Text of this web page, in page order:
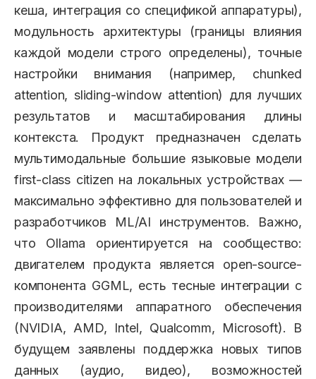
кеша, интеграция со спецификой аппаратуры),
модульность архитектуры (границы влияния
каждой модели строго определены), точные
настройки внимания (например, chunked
attention, sliding-window attention) для лучших
результатов и масштабирования длины
контекста. Продукт предназначен сделать
мультимодальные большие языковые модели
first-class citizen на локальных устройствах —
максимально эффективно для пользователей и
разработчиков ML/AI инструментов. Важно,
что Ollama ориентируется на сообщество:
двигателем продукта является open-source-
компонента GGML, есть тесные интеграции с
производителями аппаратного обеспечения
(NVIDIA, AMD, Intel, Qualcomm, Microsoft). В
будущем заявлены поддержка новых типов
данных (аудио, видео), возможностей